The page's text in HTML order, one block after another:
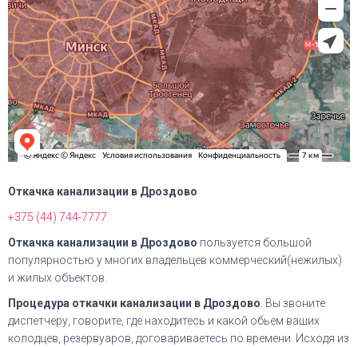
Откачка канализации в Дроздово
+375 (44) 744-7777
Откачка канализации в Дроздово пользуется большой
популярностью у многих владельцев коммерческий(нежилых)
и жилых объектов.
Процедура откачки канализации в Дроздово . Вы звоните
диспетчеру, говорите, где находитесь и какой обьем ваших
колодцев, резервуаров, договариваетесь по времени. Исходя из